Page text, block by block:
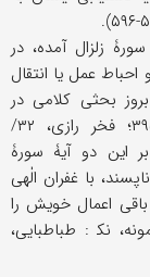
زلزال آمده، در
احباط عمل یا انتقال
بحثی کلامی در
کتابهای تفسیر شده است (طوسی، ۱۰/ ۳۹۴-۳۹۵؛ فخر رازی، ۳۲/
بر این دو آیۀ سورۀ
با غفران الٰهی
اعمال خویش را
نک‍ : طباطبایی،